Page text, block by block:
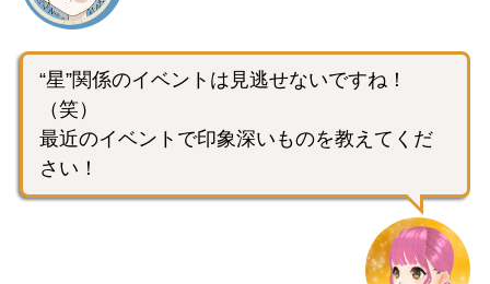
“星”関係のイベントは見逃せないですね！
（笑）
最近のイベントで印象深いものを教えてくだ
さい！